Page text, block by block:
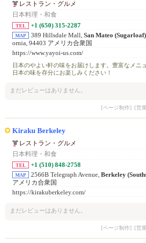
レストラン・グルメ
日本料理・和食
TEL +1 (650) 315-2287
MAP 389 Hillsdale Mall, San Mateo (Sugarloaf)
ornia, 94403 アメリカ合衆国
https://www.yayoi-us.com/
日本のやよい軒の味をお届けします。豊富なメニ
日本の味を存分にお楽しみください！
まだレビューはありません。
[ページ制作] [営
Kiraku Berkeley
レストラン・グルメ
日本料理・和食
TEL +1 (510) 848-2758
MAP 2566B Telegraph Avenue, Berkeley
アメリカ合衆国
https://kirakuberkeley.com/
まだレビューはありません。
[ページ制作] [営